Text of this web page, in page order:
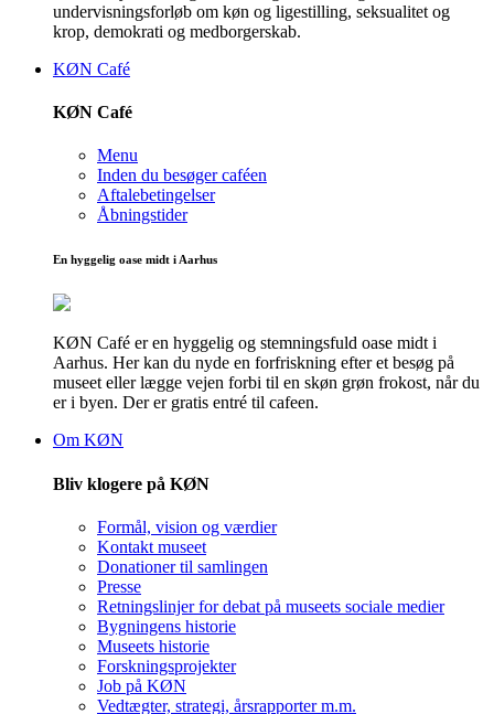
undervisningsforløb om køn og ligestilling, seksualitet og
krop, demokrati og medborgerskab.
KØN Café
KØN Café
Menu
Inden du besøger caféen
Aftalebetingelser
Åbningstider
En hyggelig oase midt i Aarhus
KØN Café er en hyggelig og stemningsfuld oase midt i
Aarhus. Her kan du nyde en forfriskning efter et besøg på
museet eller lægge vejen forbi til en skøn grøn frokost, når du
er i byen. Der er gratis entré til cafeen.
Om KØN
Bliv klogere på KØN
Formål, vision og værdier
Kontakt museet
Donationer til samlingen
Presse
Retningslinjer for debat på museets sociale medier
Bygningens historie
Museets historie
Forskningsprojekter
Job på KØN
Vedtægter, strategi, årsrapporter m.m.